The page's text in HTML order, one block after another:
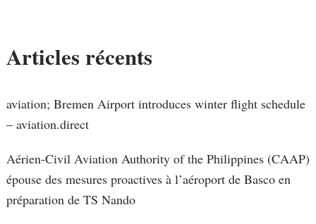
Articles récents
aviation; Bremen Airport introduces winter flight schedule
– aviation.direct
Aérien-Civil Aviation Authority of the Philippines (CAAP)
épouse des mesures proactives à l’aéroport de Basco en
préparation de TS Nando